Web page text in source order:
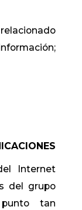
Internet
del grupo
tan